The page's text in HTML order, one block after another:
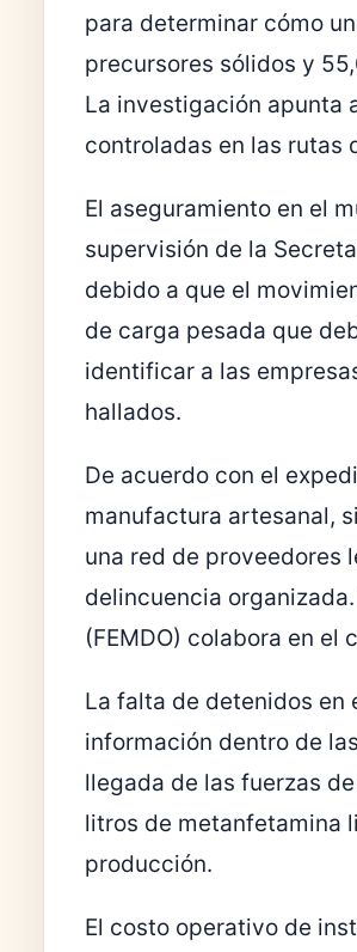
para determinar cómo
precursores sólidos y
La investigación apunta
controladas en las rutas
El aseguramiento en el
supervisión de la
debido a que el
de carga pesada que
identificar a las
hallados.
De acuerdo con el
manufactura artesanal,
una red de proveedores
delincuencia
(FEMDO) colabora en
La falta de detenidos en
información dentro de
llegada de las fuerzas
litros de metanfetamina
producción.
El costo operativo de